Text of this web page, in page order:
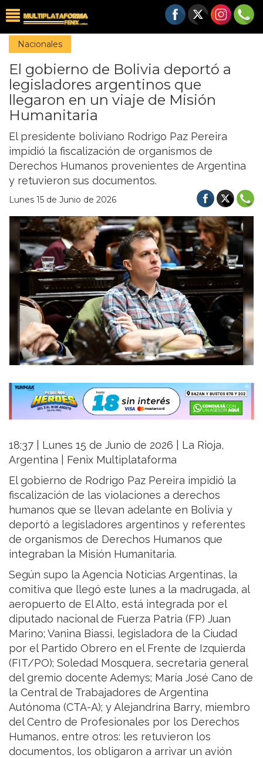
Nacionales
El gobierno de Bolivia deportó a
legisladores argentinos que
llegaron en un viaje de Misión
Humanitaria
El presidente boliviano Rodrigo Paz Pereira
impidió la fiscalización de organismos de
Derechos Humanos provenientes de Argentina
y retuvieron sus documentos.
Lunes 15 de Junio de 2026
18:37 | Lunes 15 de Junio de 2026 | La Rioja,
Argentina | Fenix Multiplataforma
El gobierno de Rodrigo Paz Pereira impidió la
fiscalización de las violaciones a derechos
humanos que se llevan adelante en Bolivia y
deportó a legisladores argentinos y referentes
de organismos de Derechos Humanos que
integraban la Misión Humanitaria.
Según supo la Agencia Noticias Argentinas, la
comitiva que llegó este lunes a la madrugada, al
aeropuerto de El Alto, está integrada por el
diputado nacional de Fuerza Patria (FP) Juan
Marino; Vanina Biassi, legisladora de la Ciudad
por el Partido Obrero en el Frente de Izquierda
(FIT/PO); Soledad Mosquera, secretaria general
del gremio docente Ademys; María José Cano de
la Central de Trabajadores de Argentina
Autónoma (CTA-A); y Alejandrina Barry, miembro
del Centro de Profesionales por los Derechos
Humanos, entre otros: les retuvieron los
documentos, los obligaron a arrivar un avión